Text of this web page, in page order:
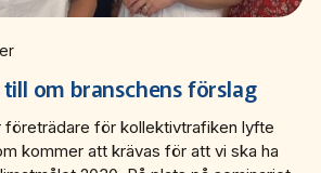
om branschens förslag
företrädare för kollektivtrafiken lyfte
kommer att krävas för att vi ska ha